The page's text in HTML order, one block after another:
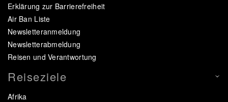
Erklärung zur Barrierefreiheit
Air Ban Liste
Newsletteranmeldung
Newsletterabmeldung
Reisen und Verantwortung
Reiseziele
Afrika